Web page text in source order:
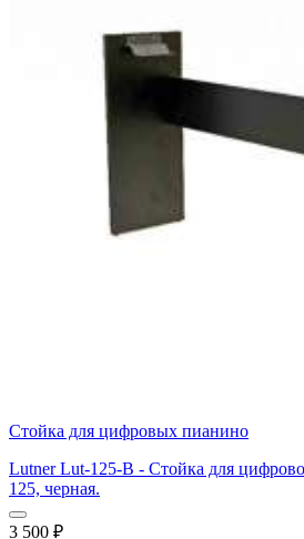
Стойка для цифровых пианино
Lutner Lut-125-B - Стойка для
125, черная.
3 500 ₽